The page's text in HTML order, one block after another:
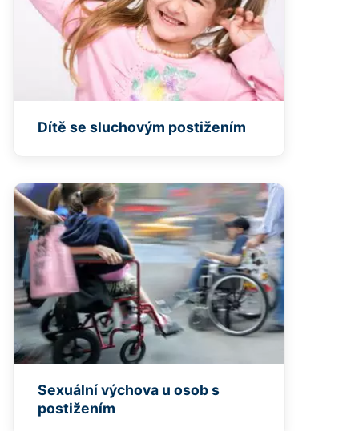
Dítě se sluchovým postižením
Sexuální výchova u osob s
postižením